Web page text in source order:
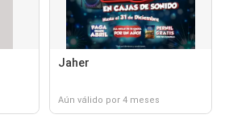
Jaher
Aún válido por 4 meses